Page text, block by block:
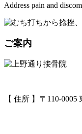
Address pain and
ご案内
【 住所 】〒110-